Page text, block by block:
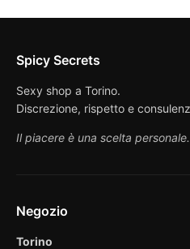
Spicy Secrets
Sexy shop a Torino.
Discrezione, rispetto e
Il piacere è una scelta personale.
Negozio
Torino